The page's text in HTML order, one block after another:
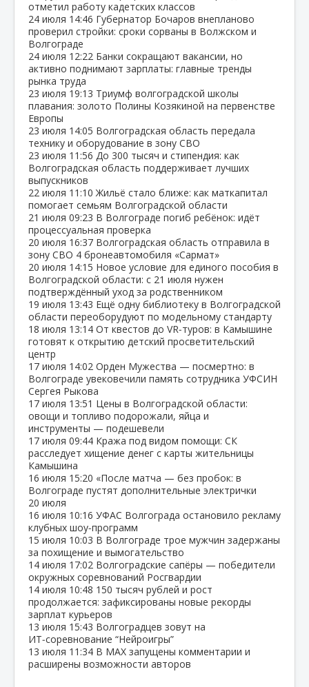
отметил работу кадетских классов
24 июля 14:46 Губернатор Бочаров внепланово
проверил стройки: сроки сорваны в Волжском и
Волгограде
24 июля 12:22 Банки сокращают вакансии, но
активно поднимают зарплаты: главные тренды
рынка труда
23 июля 19:13 Триумф волгоградской школы
плавания: золото Полины Козякиной на первенстве
Европы
23 июля 14:05 Волгоградская область передала
технику и оборудование в зону СВО
23 июля 11:56 До 300 тысяч и стипендия: как
Волгоградская область поддерживает лучших
выпускников
22 июля 11:10 Жильё стало ближе: как маткапитал
помогает семьям Волгоградской области
21 июля 09:23 В Волгограде погиб ребёнок: идёт
процессуальная проверка
20 июля 16:37 Волгоградская область отправила в
зону СВО 4 бронеавтомобиля «Сармат»
20 июля 14:15 Новое условие для единого пособия в
Волгоградской области: с 21 июля нужен
подтверждённый уход за родственником
19 июля 13:43 Ещё одну библиотеку в Волгоградской
области переоборудуют по модельному стандарту
18 июля 13:14 От квестов до VR‑туров: в Камышине
готовят к открытию детский просветительский
центр
17 июля 14:02 Орден Мужества — посмертно: в
Волгограде увековечили память сотрудника УФСИН
Сергея Рыкова
17 июля 13:51 Цены в Волгоградской области:
овощи и топливо подорожали, яйца и
инструменты — подешевели
17 июля 09:44 Кража под видом помощи: СК
расследует хищение денег с карты жительницы
Камышина
16 июля 15:20 «После матча — без пробок: в
Волгограде пустят дополнительные электрички
20 июля
16 июля 10:16 УФАС Волгограда остановило рекламу
клубных шоу‑программ
15 июля 10:03 В Волгограде трое мужчин задержаны
за похищение и вымогательство
14 июля 17:02 Волгоградские сапёры — победители
окружных соревнований Росгвардии
14 июля 10:48 150 тысяч рублей и рост
продолжается: зафиксированы новые рекорды
зарплат курьеров
13 июля 15:43 Волгоградцев зовут на
ИТ‑соревнование “Нейроигры”
13 июля 11:34 В МАХ запущены комментарии и
расширены возможности авторов